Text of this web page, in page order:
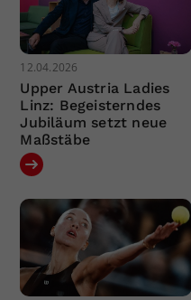
12.04.2026
Upper Austria Ladies
Linz: Begeisterndes
Jubiläum setzt neue
Maßstäbe